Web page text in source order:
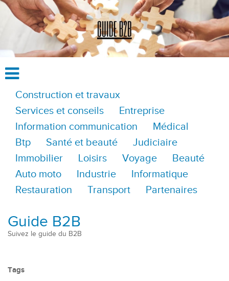
Construction et travaux
Services et conseils
Entreprise
Information communication
Médical
Btp
Santé et beauté
Judiciaire
Immobilier
Loisirs Voyage
Beauté
Auto moto
Industrie
Informatique
Restauration
Transport Partenaires
Guide B2B
Suivez le guide du B2B
Tags